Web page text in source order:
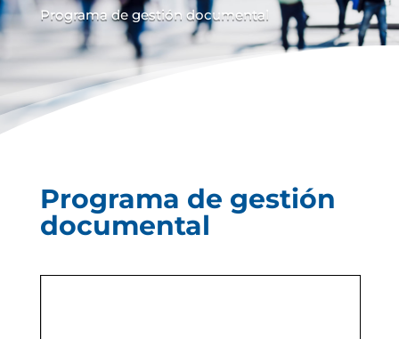
Programa de gestión documental
Programa de gestión
documental